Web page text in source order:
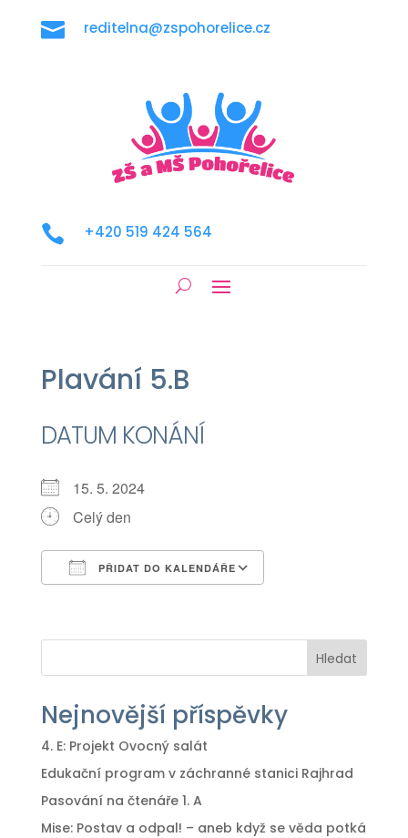
 reditelna@zspohorelice.cz
 +420 519 424 564
Plavání 5.B
DATUM KONÁNÍ
15. 5. 2024
Celý den
PŘIDAT DO KALENDÁŘE
Hledat
Nejnovější příspěvky
4. E: Projekt Ovocný salát
Edukační program v záchranné stanici Rajhrad
Pasování na čtenáře 1. A
Mise: Postav a odpal! – aneb když se věda potká